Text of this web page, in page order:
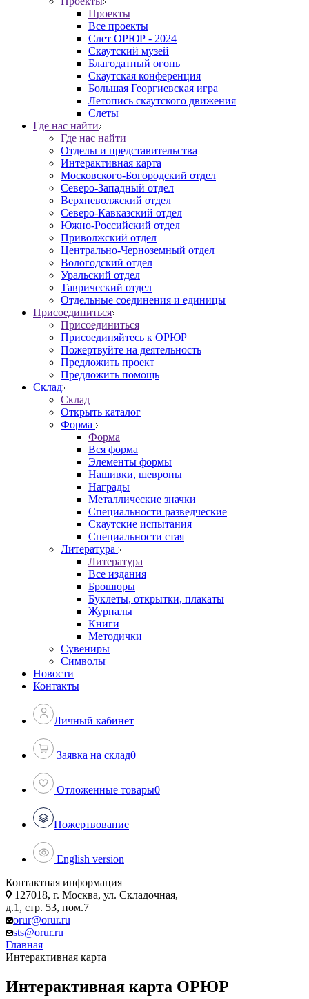
Проекты
Все проекты
Слет ОРЮР - 2024
Скаутский музей
Благодатный огонь
Cкаутская конференция
Большая Георгиевская игра
Летопись скаутского движения
Слеты
Где нас найти
Где нас найти
Отделы и представительства
Интерактивная карта
Московского-Богородский отдел
Северо-Западный отдел
Верхневолжский отдел
Северо-Кавказский отдел
Южно-Российский отдел
Приволжский отдел
Центрально-Черноземный отдел
Вологодский отдел
Уральский отдел
Таврический отдел
Отдельные соединения и единицы
Присоединиться
Присоединиться
Присоединяйтесь к ОРЮР
Пожертвуйте на деятельность
Предложить проект
Предложить помощь
Склад
Склад
Открыть каталог
Форма
Форма
Вся форма
Элементы формы
Нашивки, шевроны
Награды
Металлические значки
Специальности разведческие
Скаутские испытания
Специальности стая
Литература
Литература
Все издания
Брошюры
Буклеты, открытки, плакаты
Журналы
Книги
Методички
Сувениры
Символы
Новости
Контакты
Личный кабинет
Заявка на склад0
Отложенные товары0
Пожертвование
English version
Контактная информация
127018, г. Москва, ул. Складочная,
д.1, стр. 53, пом.7
orur@orur.ru
sts@orur.ru
Главная
Интерактивная карта
Интерактивная карта ОРЮР